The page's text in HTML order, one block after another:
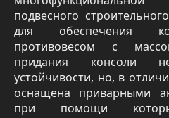
подвесного
для обеспечения
противовесом с
придания консоли
устойчивости, но, в
оснащена приварными
при помощи